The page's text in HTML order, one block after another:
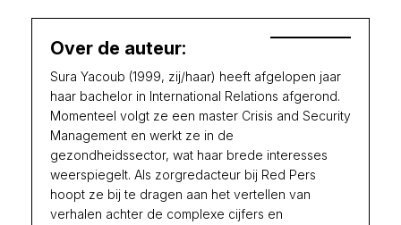
Over de auteur:
Sura Yacoub (1999, zij/haar) heeft afgelopen jaar
haar bachelor in International Relations afgerond.
Momenteel volgt ze een master Crisis and Security
Management en werkt ze in de
gezondheidssector, wat haar brede interesses
weerspiegelt. Als zorgredacteur bij Red Pers
hoopt ze bij te dragen aan het vertellen van
verhalen achter de complexe cijfers en